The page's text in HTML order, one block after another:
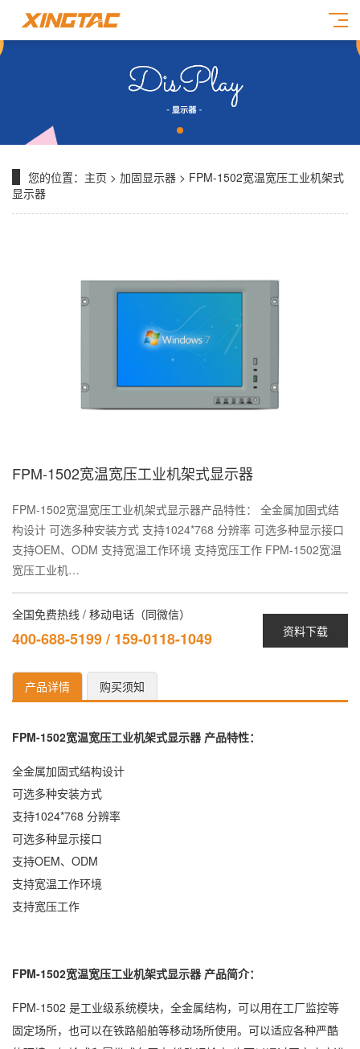
您的位置： 主页 > 加固显示器 > FPM-1502宽温宽压工业机架式
显示器
FPM-1502宽温宽压工业机架式显示器
FPM-1502宽温宽压工业机架式显示器产品特性： 全金属加固式结
构设计 可选多种安装方式 支持1024*768 分辨率 可选多种显示接口
支持OEM、ODM 支持宽温工作环境 支持宽压工作 FPM-1502宽温
宽压工业机…
资料下载
全国免费热线 / 移动电话（同微信）
400-688-5199 / 159-0118-1049
产品详情 购买须知
FPM-1502宽温宽压工业机架式显示器 产品特性：
全金属加固式结构设计
可选多种安装方式
支持1024*768 分辨率
可选多种显示接口
支持OEM、ODM
支持宽温工作环境
支持宽压工作
FPM-1502宽温宽压工业机架式显示器产品简介：
FPM-1502 是工业级系统模块，全金属结构，可以用在工厂监控等
固定场所，也可以在铁路船舶等移动场所使用。可以适应各种严酷